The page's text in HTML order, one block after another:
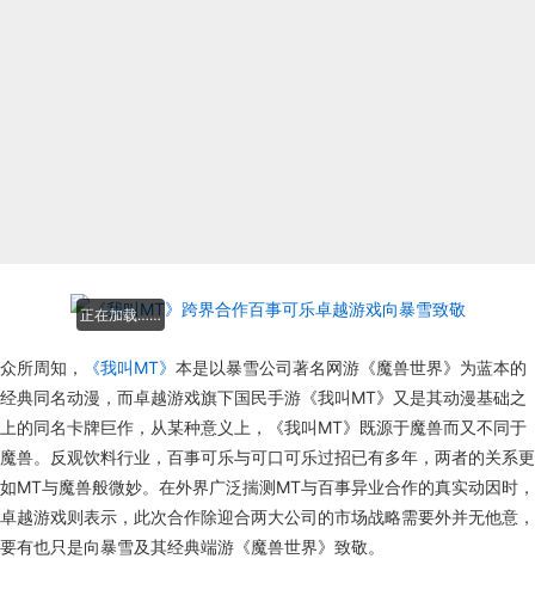
正在加载……
众所周知， 《我叫MT》 本是以暴雪公司著名网游《魔兽世界》为蓝本的
经典同名动漫，而卓越游戏旗下国民手游《我叫MT》又是其动漫基础之
上的同名卡牌巨作，从某种意义上，《我叫MT》既源于魔兽而又不同于
魔兽。反观饮料行业，百事可乐与可口可乐过招已有多年，两者的关系更
如MT与魔兽般微妙。在外界广泛揣测MT与百事异业合作的真实动因时，
卓越游戏则表示，此次合作除迎合两大公司的市场战略需要外并无他意，
要有也只是向暴雪及其经典端游《魔兽世界》致敬。